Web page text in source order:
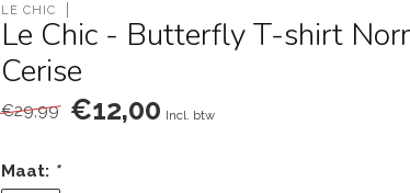
LE CHIC
Le Chic - Butterfly T-shirt
Cerise
€29,99 €12,00 Incl. btw
Maat: *